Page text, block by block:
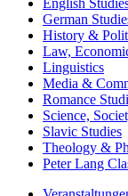
English
German
History &
Law,
Linguistics
Media &
Romance
Science,
Slavic Studies
Theology &
Peter Lang